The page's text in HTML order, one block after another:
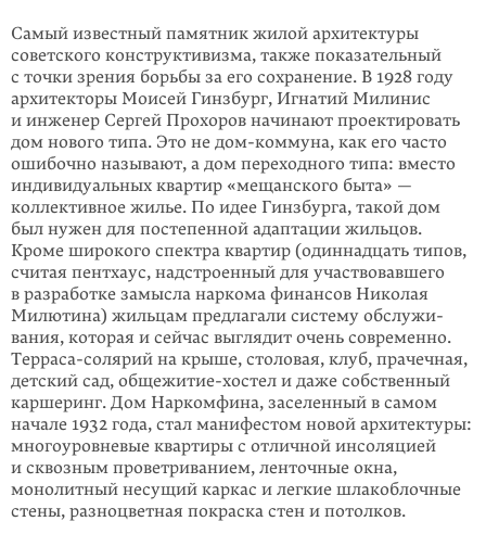
Самый известный памятник жилой архитектуры
советского конструктивизма, также показательный
с точки зрения борьбы за его сохранение. В 1928 году
архитекторы Моисей Гинзбург, Игнатий Милинис
и инженер Сергей Прохоров начинают проектировать
дом нового типа. Это не дом-коммуна, как его часто
ошибочно называют, а дом переходного типа: вместо
индивидуальных квартир «мещанского быта» —
коллективное жилье. По идее Гинзбурга, такой дом
был нужен для постепенной адаптации жильцов.
Кроме широкого спектра квартир (одиннадцать типов,
считая пентхаус, надстроенный для участвовавшего
в раз­работке замысла наркома финансов Николая
Милютина) жильцам предлагали систему обслужи­
вания, которая и сейчас выглядит очень современно.
Терраса-солярий на кры­ше, столовая, клуб, прачечная,
детский сад, общежитие-хостел и даже соб­ствен­ный
карше­ринг. Дом Наркомфина, заселенный в самом
начале 1932 года, стал манифес­том новой архитектуры:
многоуровневые квартиры с отличной инсоляцией
и сквозным проветриванием, ленточные окна,
монолитный несущий каркас и легкие шлакоблочные
стены, разноцветная покраска стен и потолков.